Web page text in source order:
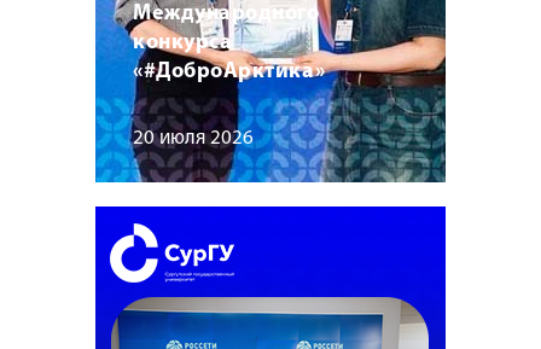
Международного
конкурса
«#ДоброАрктика»
20 июля 2026